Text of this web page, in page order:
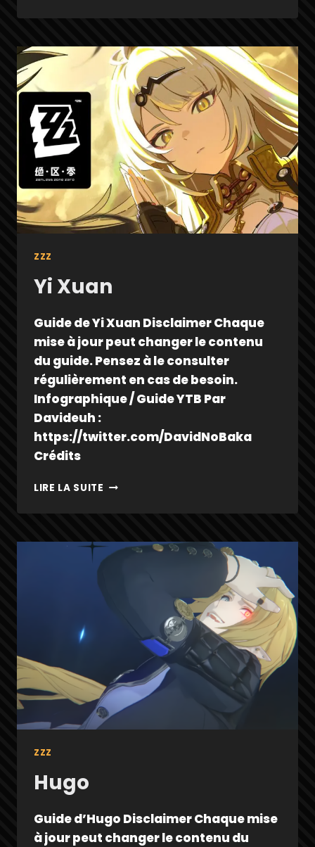
ZZZ
Yi Xuan
Guide de Yi Xuan Disclaimer Chaque
mise à jour peut changer le contenu
du guide. Pensez à le consulter
régulièrement en cas de besoin.
Infographique / Guide YTB Par
Davideuh :
https://twitter.com/DavidNoBaka
Crédits
LIRE LA SUITE YI
ZZZ
Hugo
Guide d’Hugo Disclaimer Chaque mise
à jour peut changer le contenu du